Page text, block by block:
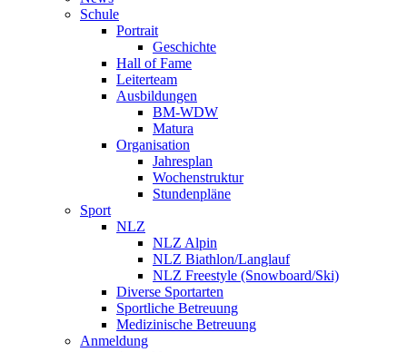
Schule
Portrait
Geschichte
Hall of Fame
Leiterteam
Ausbildungen
BM-WDW
Matura
Organisation
Jahresplan
Wochenstruktur
Stundenpläne
Sport
NLZ
NLZ Alpin
NLZ Biathlon/Langlauf
NLZ Freestyle (Snowboard/Ski)
Diverse Sportarten
Sportliche Betreuung
Medizinische Betreuung
Anmeldung